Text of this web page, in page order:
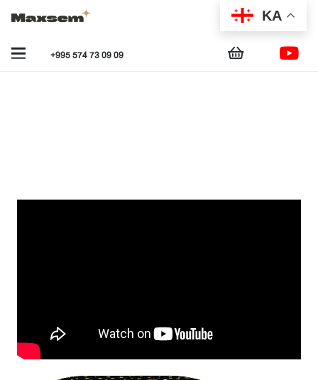
KA
+995 574 73 09 09